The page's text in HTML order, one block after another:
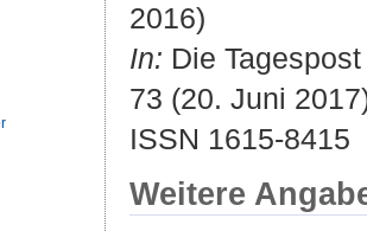
2016)
In: Die
73 (20. Juni
ISSN 1615-8415
Weitere